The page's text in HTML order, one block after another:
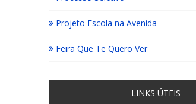
Projeto Escola na Avenida
Feira Que Te Quero Ver
LINKS ÚTEIS